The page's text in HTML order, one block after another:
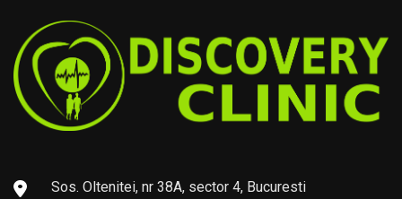
Sos. Oltenitei, nr 38A, sector 4, Bucuresti